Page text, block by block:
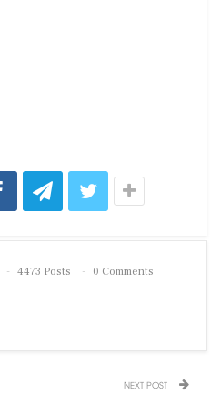
4473 Posts 0 Comments
NEXT POST